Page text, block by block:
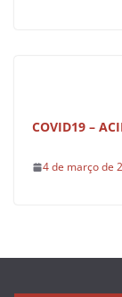
COVID19 –
4 de março de